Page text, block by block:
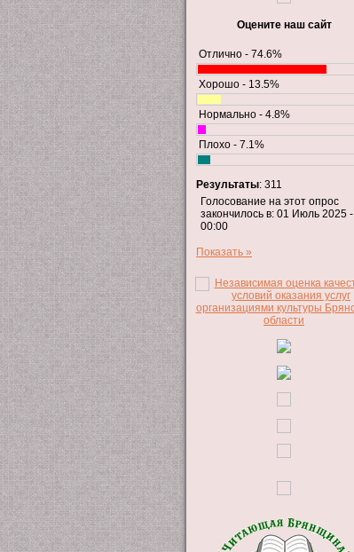
Оцените наш сайт
Отлично - 74.6%
Хорошо - 13.5%
Нормально - 4.8%
Плохо - 7.1%
Результаты: 311
Голосование на этот опрос
закончилось в: 01 Июль 2025 -
00:00
Показать »